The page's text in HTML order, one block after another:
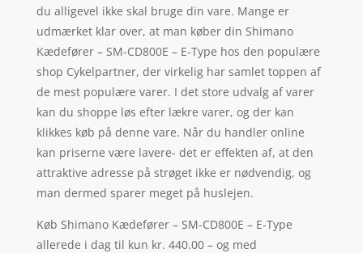
du alligevel ikke skal bruge din vare. Mange er
udmærket klar over, at man køber din Shimano
Kædefører – SM-CD800E – E-Type hos den populære
shop Cykelpartner, der virkelig har samlet toppen af
de mest populære varer. I det store udvalg af varer
kan du shoppe løs efter lækre varer, og der kan
klikkes køb på denne vare. Når du handler online
kan priserne være lavere- det er effekten af, at den
attraktive adresse på strøget ikke er nødvendig, og
man dermed sparer meget på huslejen.
Køb Shimano Kædefører – SM-CD800E – E-Type
allerede i dag til kun kr. 440.00 – og med